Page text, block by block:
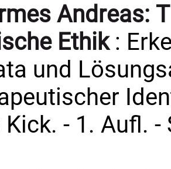
Andreas:
Ethik:
und
- 1. Aufl.